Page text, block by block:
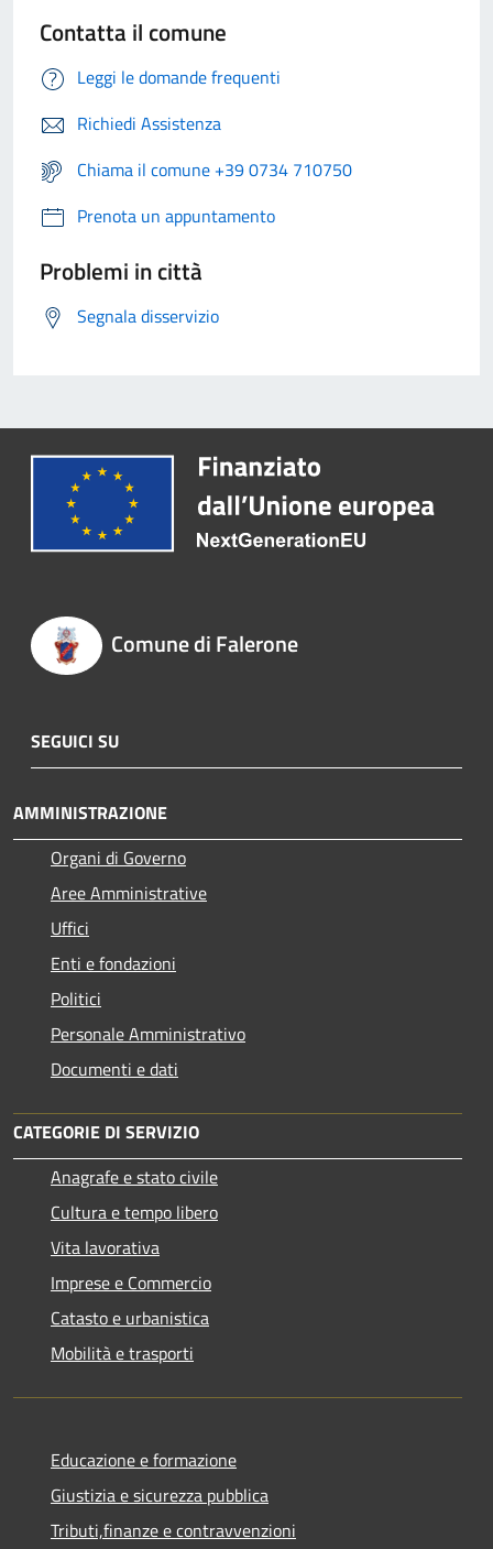
Contatta il comune
Leggi le domande frequenti
Richiedi Assistenza
Chiama il comune +39 0734 710750
Prenota un appuntamento
Problemi in città
Segnala disservizio
Comune di Falerone
SEGUICI SU
AMMINISTRAZIONE
Organi di Governo
Aree Amministrative
Uffici
Enti e fondazioni
Politici
Personale Amministrativo
Documenti e dati
CATEGORIE DI SERVIZIO
Anagrafe e stato civile
Cultura e tempo libero
Vita lavorativa
Imprese e Commercio
Catasto e urbanistica
Mobilità e trasporti
Educazione e formazione
Giustizia e sicurezza pubblica
Tributi,finanze e contravvenzioni